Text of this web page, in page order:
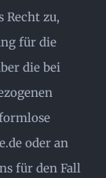
Recht zu,
für die
die bei
oder an
für den Fall